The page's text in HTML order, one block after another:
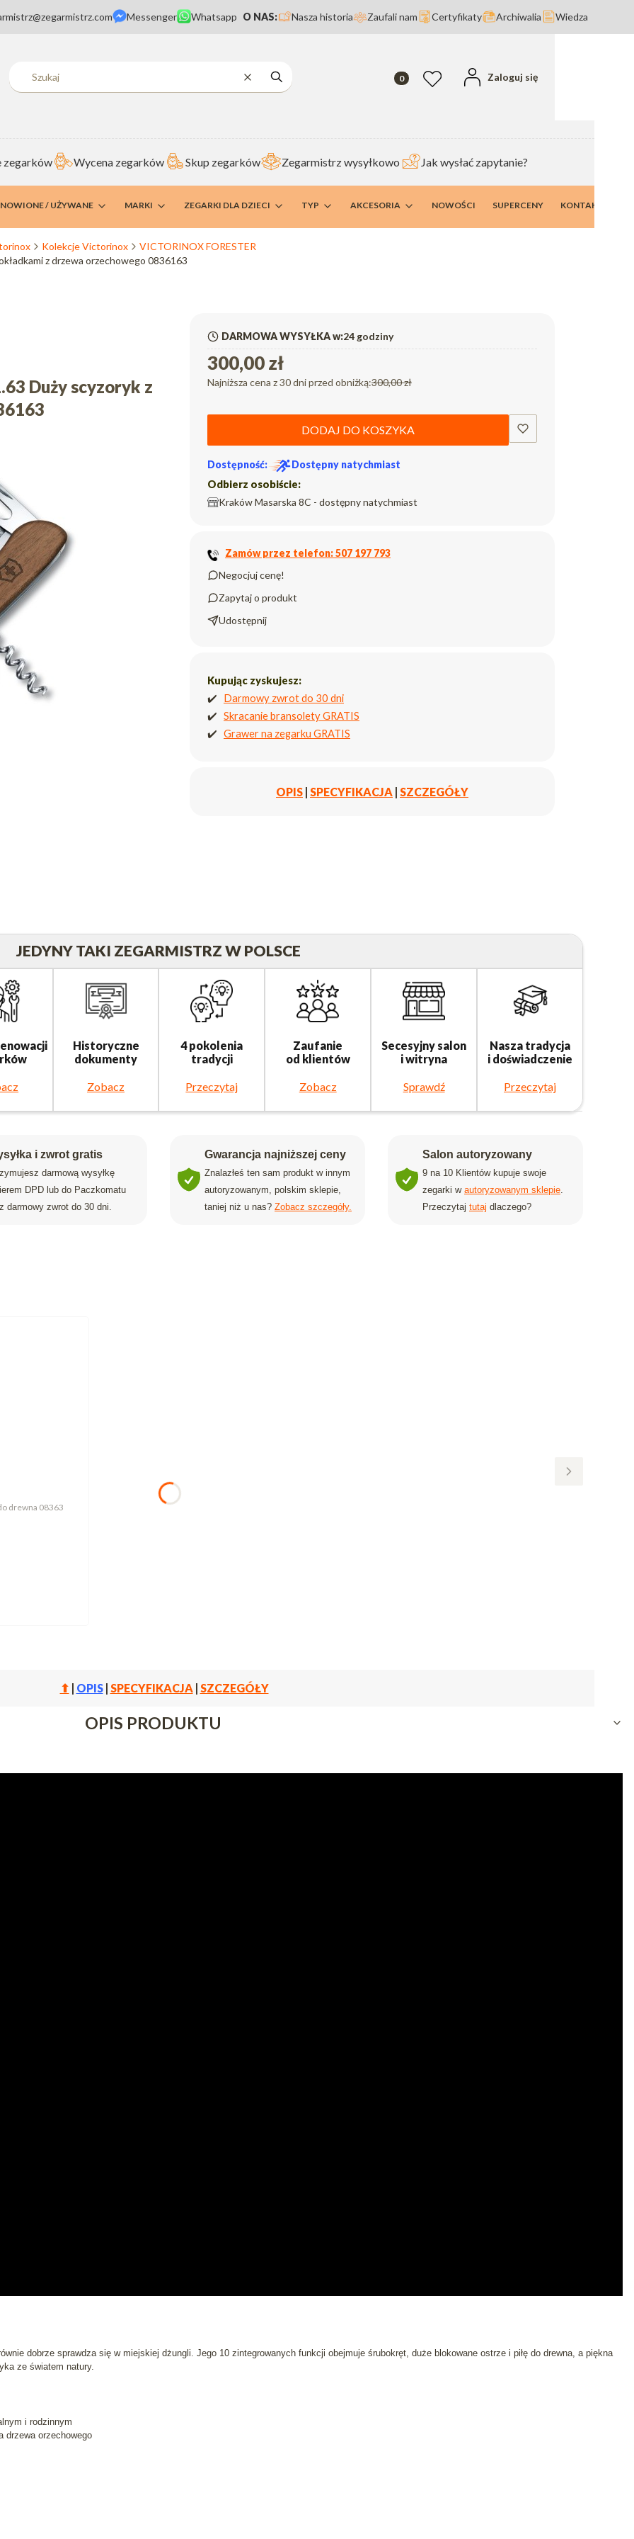
Messenger Whatsapp O NAS: Nasza historia Zaufali nam Certyfikaty Archiwalia Wiedza
WyczyśćSzukaj
Produkty w koszyku: 0. Zobacz szczegóły
Ulubione
Zaloguj się
zegarków Wycena zegarków Skup zegarków Zegarmistrz wysyłkowo Jak wysłać zapytanie?
/ UŻYWANE MARKI ZEGARKI DLA DZIECI TYP AKCESORIA NOWOŚCI SUPERCENY KONTAKT I
Kolekcje Victorinox
VICTORINOX FORESTER
z drzewa orzechowego 0836163
Duży scyzoryk z
DARMOWA WYSYŁKA w:24 godziny
300,00 zł
Najniższa cena z 30 dni przed obniżką:300,00 zł
DODAJ DO KOSZYKA
Dostępność:
Dostępny natychmiast
Odbierz osobiście:
Kraków Masarska 8C - dostępny natychmiast
Zamów przez telefon: 507 197 793
Negocjuj cenę!
Zapytaj o produkt
Udostępnij
Kupując zyskujesz:
✔️ Darmowy zwrot do 30 dni
✔️ Skracanie bransolety GRATIS
✔️ Grawer na zegarku GRATIS
OPIS | SPECYFIKACJA | SZCZEGÓŁY
JEDYNY TAKI ZEGARMISTRZ W POLSCE
Historyczne
dokumenty
Zobacz
4 pokolenia
tradycji
Przeczytaj
Zaufanie
od klientów
Zobacz
Secesyjny salon
i witryna
Sprawdź
Nasza tradycja
i doświadczenie
Przeczytaj
i zwrot gratis
darmową wysyłkę
DPD lub do Paczkomatu
darmowy zwrot do 30 dni.
Gwarancja najniższej ceny
Znalazłeś ten sam produkt w innym
autoryzowanym, polskim sklepie,
taniej niż u nas? Zobacz szczegóły.
Salon autoryzowany
9 na 10 Klientów kupuje swoje
zegarki w autoryzowanym sklepie.
Przeczytaj tutaj dlaczego?
drewna 08363
⬆ | OPIS| SPECYFIKACJA| SZCZEGÓŁY
OPIS PRODUKTU
dobrze sprawdza się w miejskiej dżungli. Jego 10 zintegrowanych funkcji obejmuje śrubokręt, duże blokowane ostrze i piłę do drewna, a piękna
ze światem natury.
i rodzinnym
drzewa orzechowego